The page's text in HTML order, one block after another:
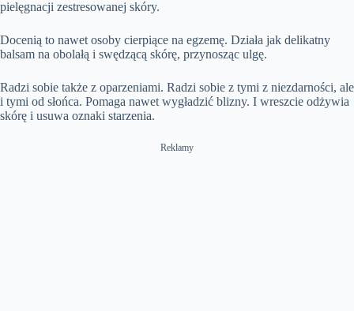
pielęgnacji zestresowanej skóry.
Docenią to nawet osoby cierpiące na egzemę. Działa jak delikatny
balsam na obolałą i swędzącą skórę, przynosząc ulgę.
Radzi sobie także z oparzeniami. Radzi sobie z tymi z niezdarności, ale
i tymi od słońca. Pomaga nawet wygładzić blizny. I wreszcie odżywia
skórę i usuwa oznaki starzenia.
Reklamy